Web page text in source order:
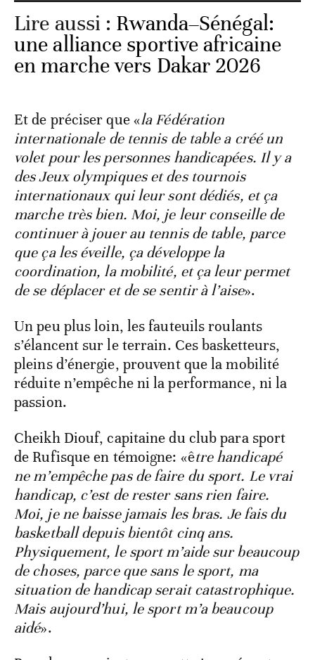
Lire aussi : Rwanda–Sénégal:
une alliance sportive africaine
en marche vers Dakar 2026
Et de préciser que «la Fédération
internationale de tennis de table a créé un
volet pour les personnes handicapées. Il y a
des Jeux olympiques et des tournois
internationaux qui leur sont dédiés, et ça
marche très bien. Moi, je leur conseille de
continuer à jouer au tennis de table, parce
que ça les éveille, ça développe la
coordination, la mobilité, et ça leur permet
de se déplacer et de se sentir à l’aise».
Un peu plus loin, les fauteuils roulants
s’élancent sur le terrain. Ces basketteurs,
pleins d’énergie, prouvent que la mobilité
réduite n’empêche ni la performance, ni la
passion.
Cheikh Diouf, capitaine du club para sport
de Rufisque en témoigne: «être handicapé
ne m’empêche pas de faire du sport. Le vrai
handicap, c’est de rester sans rien faire.
Moi, je ne baisse jamais les bras. Je fais du
basketball depuis bientôt cinq ans.
Physiquement, le sport m’aide sur beaucoup
de choses, parce que sans le sport, ma
situation de handicap serait catastrophique.
Mais aujourd’hui, le sport m’a beaucoup
aidé».